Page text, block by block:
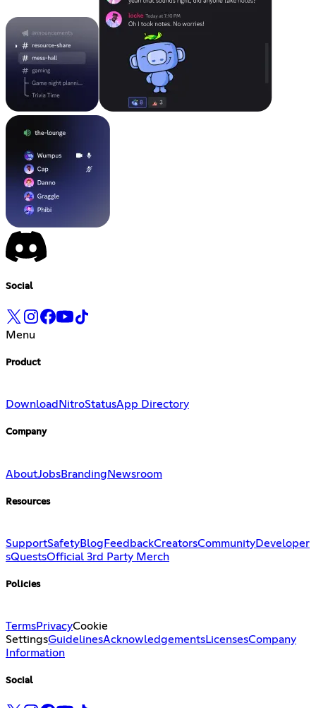
Social
Menu
Product
Download NitroStatusApp Directory
Company
AboutJobsBranding Newsroom
Resources
SupportSafetyBlog FeedbackCreatorsCommunityDeveloper
sQuestsOfficial 3rd Party Merch
Policies
TermsPrivacyCookie
SettingsGuidelinesAcknowledgementsLicensesCompany
Information
Social